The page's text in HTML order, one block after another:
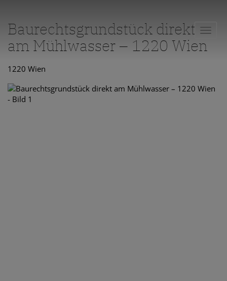
Baurechtsgrundstück direkt
am Mühlwasser – 1220 Wien
1220 Wien